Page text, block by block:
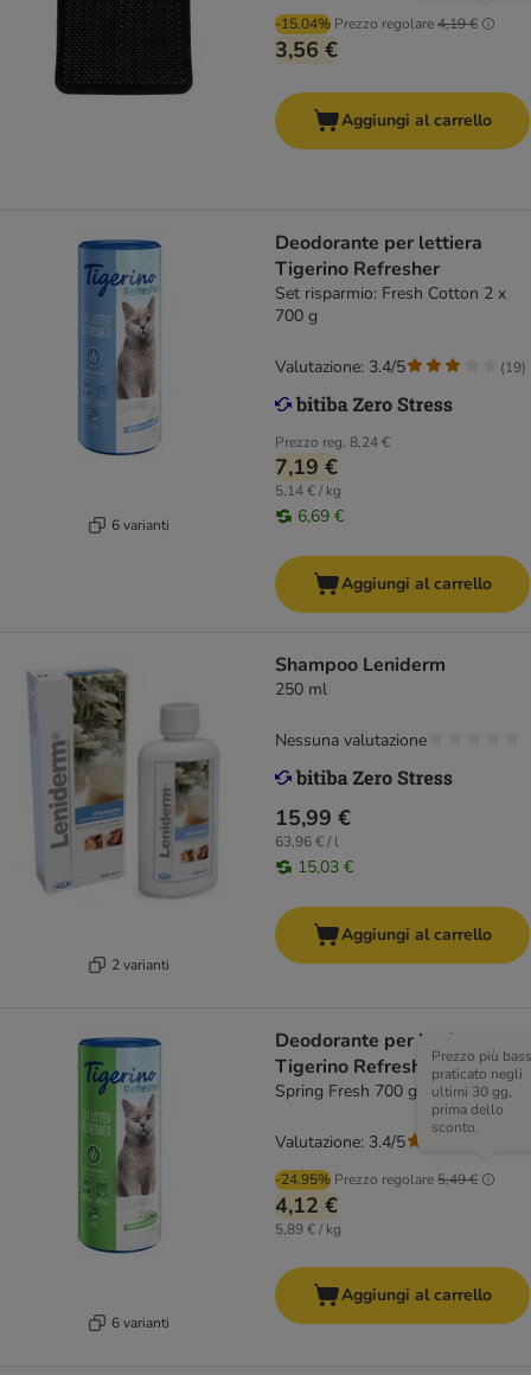
-15.04% Prezzo regolare4,19 €
3,56 €
Aggiungi al carrello
6 varianti
Deodorante per lettiera
Tigerino Refresher
Set risparmio: Fresh Cotton 2 x
700 g
Prezzo reg. 8,24 €
7,19 €
5,14 € / kg
6,69 €
Valutazione: 3.4/5 (19)
Aggiungi al carrello
2 varianti
Shampoo Leniderm
250 ml
15,99 €
63,96 € / l
15,03 €
Nessuna valutazione
Aggiungi al carrello
6 varianti
Deodorante per lettiera
Tigerino Refresher
Spring Fresh 700 g
-24.95% Prezzo regolare5,49 €
Prezzo più
praticato negli
ultimi 30 gg,
prima dello
sconto.
4,12 €
5,89 € / kg
Valutazione: 3.4/5
Aggiungi al carrello